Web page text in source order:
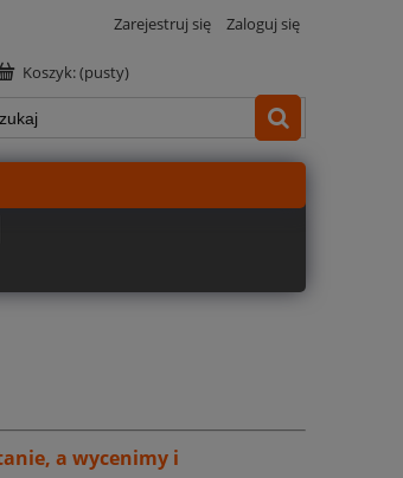
Zarejestruj się Zaloguj się
Koszyk:(pusty)
a wycenimy i